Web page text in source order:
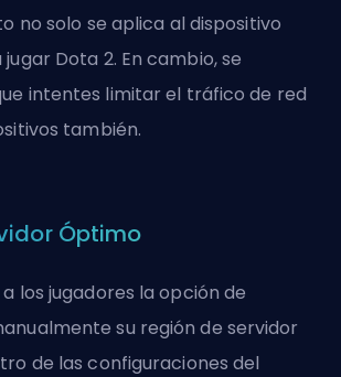
no solo se aplica al dispositivo
Dota 2. En cambio, se
intentes limitar el tráfico de red
también.
Óptimo
los jugadores la opción de
su región de servidor
de las configuraciones del